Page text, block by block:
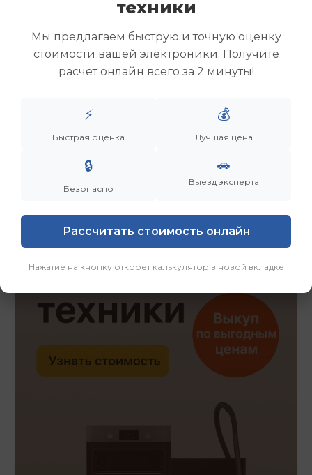
Скупка ноутбуков
Скупка игровых ноутбуков
Скупка рабочих ноутбуков
Скупка старых ноутбуков (б/у)
Скупка роутеров и сетевого оборудования
техники
Мы предлагаем быструю и точную оценку
стоимости вашей электроники. Получите
расчет онлайн всего за 2 минуты!
⚡
Быстрая оценка
💰
Лучшая цена
🔒
Безопасно
🚗
Выезд эксперта
Рассчитать стоимость онлайн
Нажатие на кнопку откроет калькулятор в новой вкладке